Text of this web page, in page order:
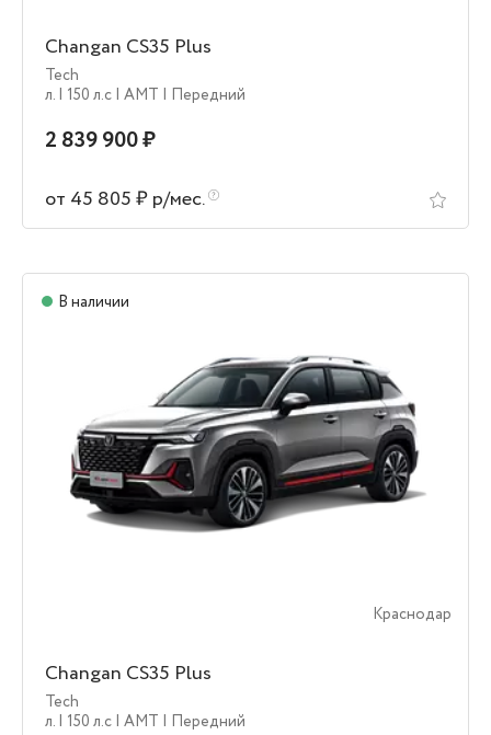
Changan CS35 Plus
Tech
л. | 150 л.c | AMT | Передний
2 839 900 ₽
от 45 805 ₽ р/мес.
В наличии
Краснодар
Changan CS35 Plus
Tech
л. | 150 л.c | AMT | Передний